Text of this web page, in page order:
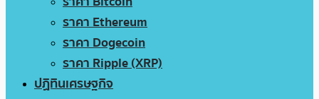
ราคา Ethereum
ราคา Dogecoin
ราคา Ripple (XRP)
ปฏิทินเศรษฐกิจ